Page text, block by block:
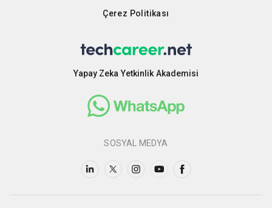
Çerez Politikası
Yapay Zeka Yetkinlik Akademisi
SOSYAL MEDYA